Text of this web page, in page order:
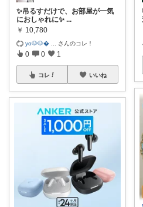
✨吊るすだけで、お部屋が一気
におしゃれに✨ ...
￥ 10,780
yo🐶🐶 さんのコレ！
0 0 1
コレ いいね